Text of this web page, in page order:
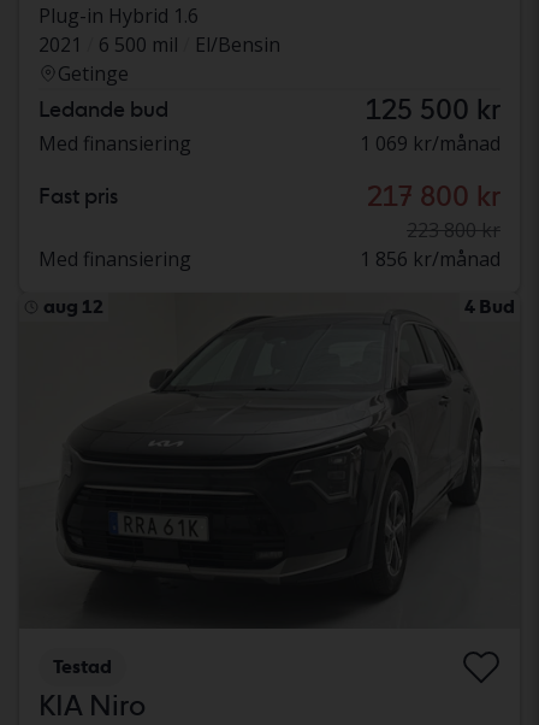
Plug-in Hybrid 1.6
2021
6 500 mil
El/Bensin
Getinge
Ledande bud 125 500 kr
Med finansiering 1 069 kr/månad
Fast pris 217 800 kr
223 800 kr
Med finansiering
1 856 kr/månad
aug 12 4 Bud
Testad
KIA Niro